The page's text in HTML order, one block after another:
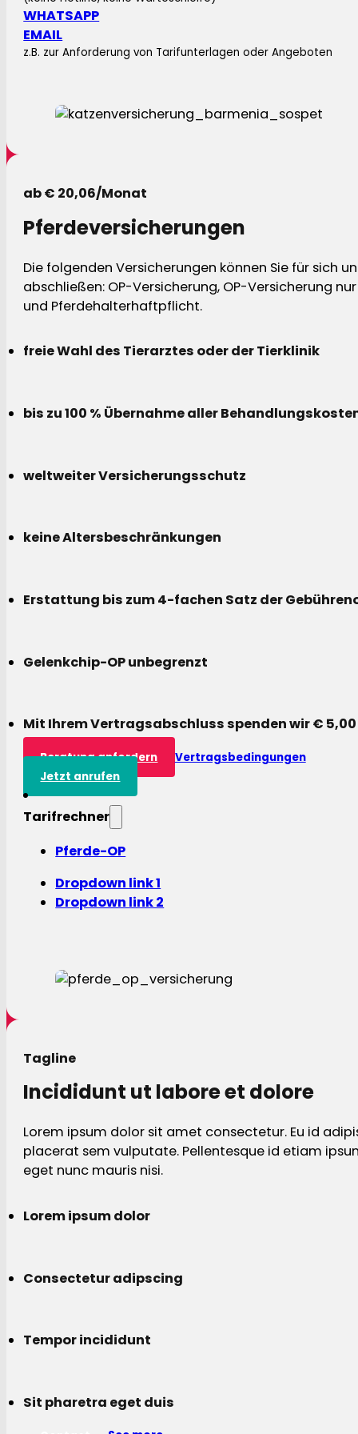
WHATSAPP
EMAIL
z.B. zur Anforderung von Tarifunterlagen oder Angeboten
ab € 20,06/Monat
Pferdeversicherungen
Die folgenden Versicherungen können Sie für sich
abschließen: OP-Versicherung, OP-Versicherung
und Pferdehalterhaftpflicht.
freie Wahl des Tierarztes oder der Tierklinik
bis zu 100 % Übernahme aller
weltweiter Versicherungsschutz
keine Altersbeschränkungen
Erstattung bis zum 4-fachen Satz der
Gelenkchip-OP unbegrenzt
Mit Ihrem Vertragsabschluss spenden wir €
Beratung anfordern
Vertragsbedingungen
Jetzt anrufen
Tarifrechner
Pferde-OP
Dropdown link 1
Dropdown link 2
Tagline
Incididunt ut labore et dolore
Lorem ipsum dolor sit amet consectetur. Eu id
placerat sem vulputate. Pellentesque id etiam
eget nunc mauris nisi.
Lorem ipsum dolor
Consectetur adipscing
Tempor incididunt
Sit pharetra eget duis